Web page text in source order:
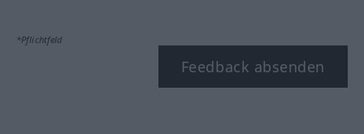
*Pflichtfeld
Feedback absenden